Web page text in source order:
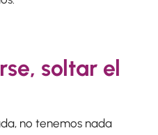
soltar el
no tenemos nada